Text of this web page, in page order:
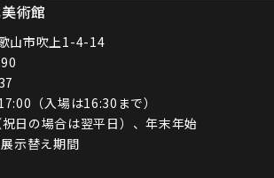
術館
山市吹上1-4-14
（入場は16:30まで）
日の場合は翌平日）、年末年始
示替え期間